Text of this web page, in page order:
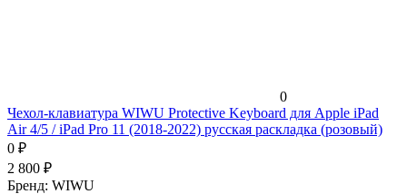
0
Чехол-клавиатура WIWU Protective Keyboard для Apple iPad
Air 4/5 / iPad Pro 11 (2018-2022) русская раскладка (розовый)
0 ₽
2 800 ₽
Бренд: WIWU